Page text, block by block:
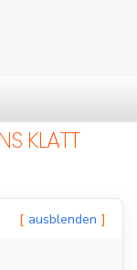
KLATT
ausblenden